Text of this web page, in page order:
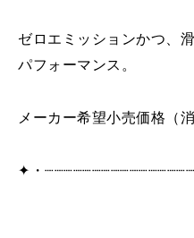
ゼロエミッションかつ、
パフォーマンス。
メーカー希望小売価格（
✦・